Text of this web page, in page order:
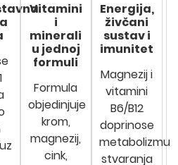
Vitamini
i
minerali
u jednoj
formuli
Formula
objedinjuje
krom,
magnezij,
cink,
Energija,
živčani
sustav i
imunitet
Magnezij i
vitamini
B6/B12
doprinose
metabolizmu
stvaranja